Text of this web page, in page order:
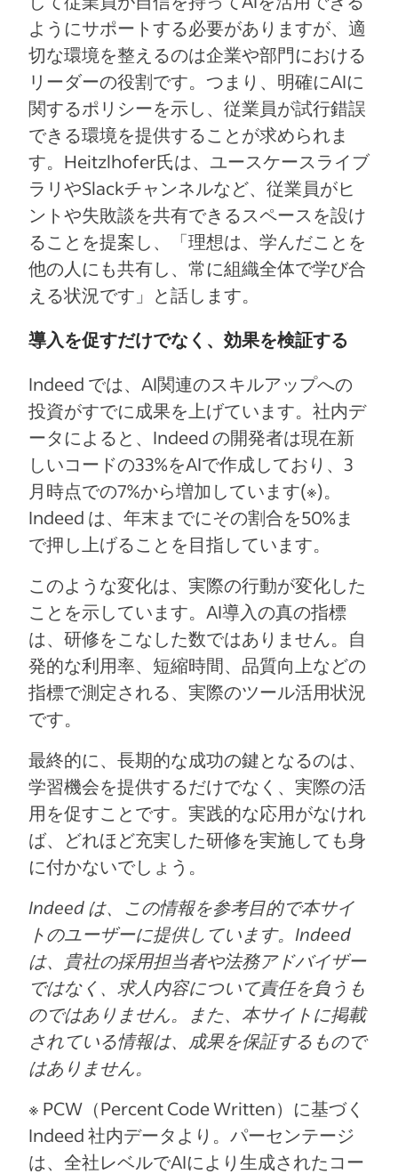
ようにサポートする必要がありますが、適
切な環境を整えるのは企業や部門における
リーダーの役割です。つまり、明確にAIに
関するポリシーを示し、従業員が試行錯誤
できる環境を提供することが求められま
す。Heitzlhofer氏は、ユースケースライブ
ラリやSlackチャンネルなど、従業員がヒ
ントや失敗談を共有できるスペースを設け
ることを提案し、「理想は、学んだことを
他の人にも共有し、常に組織全体で学び合
える状況です」と話します。
導入を促すだけでなく、効果を検証する
Indeed では、AI関連のスキルアップへの
投資がすでに成果を上げています。社内デ
ータによると、Indeed の開発者は現在新
しいコードの33%をAIで作成しており、3
月時点での7%から増加しています(※)。
Indeed は、年末までにその割合を50%ま
で押し上げることを目指しています。
このような変化は、実際の行動が変化した
ことを示しています。AI導入の真の指標
は、研修をこなした数ではありません。自
発的な利用率、短縮時間、品質向上などの
指標で測定される、実際のツール活用状況
です。
最終的に、長期的な成功の鍵となるのは、
学習機会を提供するだけでなく、実際の活
用を促すことです。実践的な応用がなけれ
ば、どれほど充実した研修を実施しても身
に付かないでしょう。
Indeed は、この情報を参考目的で本サイ
トのユーザーに提供しています。Indeed
は、貴社の採用担当者や法務アドバイザー
ではなく、求人内容について責任を負うも
のではありません。また、本サイトに掲載
されている情報は、成果を保証するもので
はありません。
※ PCW（Percent Code Written）に基づく
Indeed 社内データより。パーセンテージ
は、全社レベルでAIにより生成されたコー